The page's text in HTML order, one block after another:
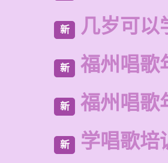
新 几岁可以
新 福州唱歌
新 福州唱歌
新 学唱歌培